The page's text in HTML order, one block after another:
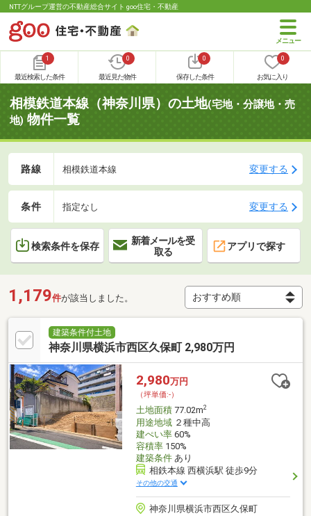
NTTグループ運営の不動産総合サイト goo住宅・不動産
1
最近検索した条件
0
最近見た物件
0
保存した条件
0
お気に入り
相模鉄道本線（神奈川県）の土地(宅地・分譲地・売
地) 物件一覧
路線 相模鉄道本線 変更する
条件 指定なし 変更する
検索条件を保存
新着メールを受
取る
アプリで探す
1,179件が該当しました。
建築条件付土地
神奈川県横浜市西区久保町 2,980万円
2,980万円
（坪単価:-）
土地面積77.02m2
用途地域２種中高
建ぺい率60%
容積率150%
建築条件あり
相鉄本線 西横浜駅 徒歩9分
その他の交通
神奈川県横浜市西区久保町